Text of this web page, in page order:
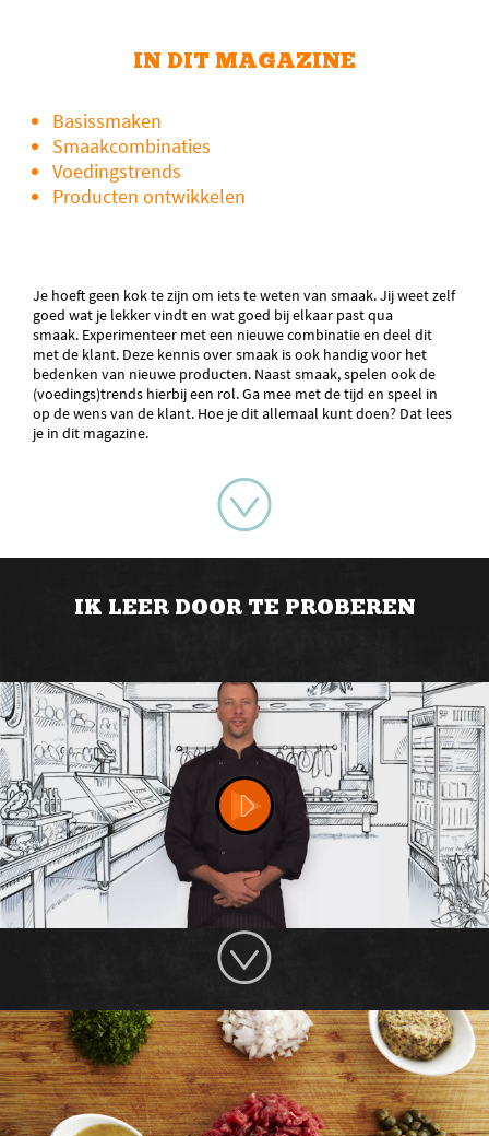
IN DIT MAGAZINE
Basissmaken
Smaakcombinaties
Voedingstrends
Producten ontwikkelen
Je hoeft geen kok te zijn om iets te weten van smaak. Jij weet zelf
goed wat je lekker vindt en wat goed bij elkaar past qua
smaak. Experimenteer met een nieuwe combinatie en deel dit
met de klant. Deze kennis over smaak is ook handig voor het
bedenken van nieuwe producten. Naast smaak, spelen ook de
(voedings)trends hierbij een rol. Ga mee met de tijd en speel in
op de wens van de klant. Hoe je dit allemaal kunt doen? Dat lees
je in dit magazine.
IK LEER DOOR TE PROBEREN